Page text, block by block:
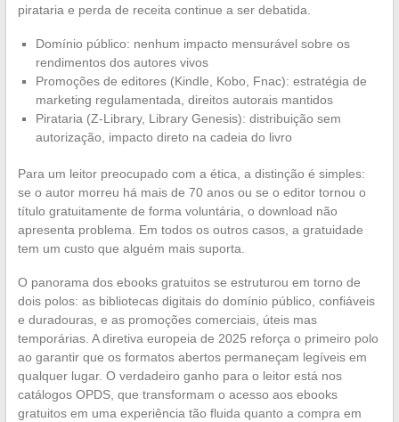
pirataria e perda de receita continue a ser debatida.
Domínio público: nenhum impacto mensurável sobre os
rendimentos dos autores vivos
Promoções de editores (Kindle, Kobo, Fnac): estratégia de
marketing regulamentada, direitos autorais mantidos
Pirataria (Z-Library, Library Genesis): distribuição sem
autorização, impacto direto na cadeia do livro
Para um leitor preocupado com a ética, a distinção é simples:
se o autor morreu há mais de 70 anos ou se o editor tornou o
título gratuitamente de forma voluntária, o download não
apresenta problema. Em todos os outros casos, a gratuidade
tem um custo que alguém mais suporta.
O panorama dos ebooks gratuitos se estruturou em torno de
dois polos: as bibliotecas digitais do domínio público, confiáveis
e duradouras, e as promoções comerciais, úteis mas
temporárias. A diretiva europeia de 2025 reforça o primeiro polo
ao garantir que os formatos abertos permaneçam legíveis em
qualquer lugar. O verdadeiro ganho para o leitor está nos
catálogos OPDS, que transformam o acesso aos ebooks
gratuitos em uma experiência tão fluida quanto a compra em